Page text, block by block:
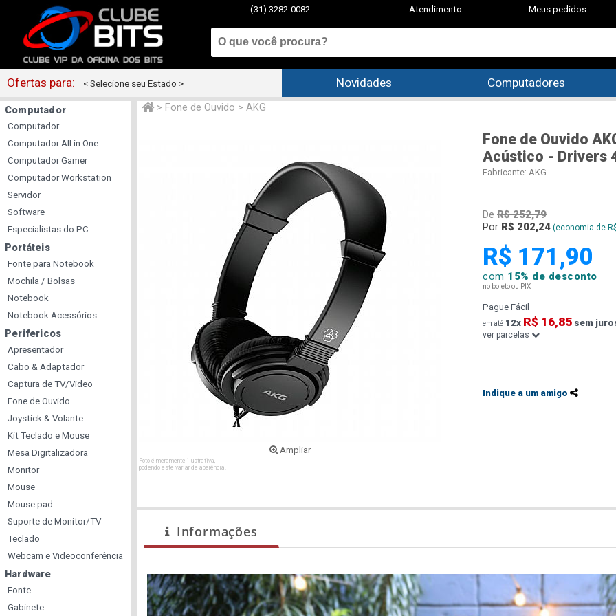
(31) 3282-0082 Atendimento Meus pedidos
Ofertas para: < Selecione seu Estado > Novidades Computadores
Computador
Computador
Computador All in One
Computador Gamer
Computador Workstation
Servidor
Software
Especialistas do PC
Portáteis
Fonte para Notebook
Mochila / Bolsas
Notebook
Notebook Acessórios
Perifericos
Apresentador
Cabo & Adaptador
Captura de TV/Video
Fone de Ouvido
Joystick & Volante
Kit Teclado e Mouse
Mesa Digitalizadora
Monitor
Mouse
Mouse pad
Suporte de Monitor/TV
Teclado
Webcam e Videoconferência
Hardware
Fonte
Gabinete
> Fone de Ouvido > AKG
Ampliar
Foto é meramente ilustrativa,
podendo este variar de aparência.
Fone de Ouvido
Acústico - Drivers
Fabricante: AKG
De R$ 252,79
Por R$ 202,24 (economia de
R$ 171,90
com 15% de desconto
no boleto ou PIX
Pague Fácil
em até 12x R$ 16,85 sem
ver parcelas
Indique a um amigo
Informações